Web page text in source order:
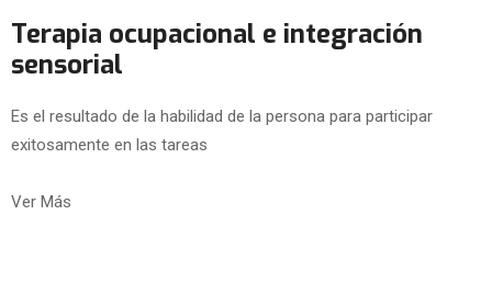
Terapia ocupacional e integración
sensorial
Es el resultado de la habilidad de la persona para participar
exitosamente en las tareas
Ver Más